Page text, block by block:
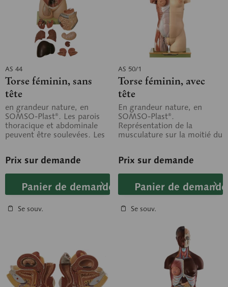
AS 44
Torse féminin, sans
tête
en grandeur nature, en
SOMSO-Plast®. Les parois
thoracique et abdominale
peuvent être soulevées. Les
Prix sur demande
Panier de demande
Se souv.
AS 50/1
Torse féminin, avec
tête
En grandeur nature, en
SOMSO-Plast®.
Représentation de la
musculature sur la moitié du
Prix sur demande
Panier de demande
Se souv.